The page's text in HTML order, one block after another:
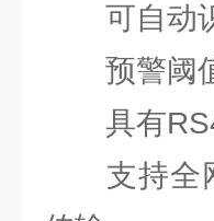
可自动识
预警阈值
具有
支持全网